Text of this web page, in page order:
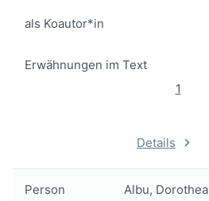
als Koautor*in
Erwähnungen im Text
1
Details
Person Albu, Dorothea